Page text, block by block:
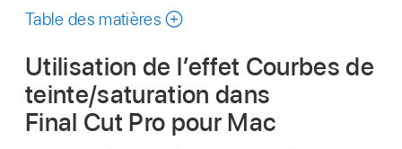
ce
Table des matières
Utilisation de l’effet Courbes de
teinte/saturation dans
Final Cut Pro pour Mac